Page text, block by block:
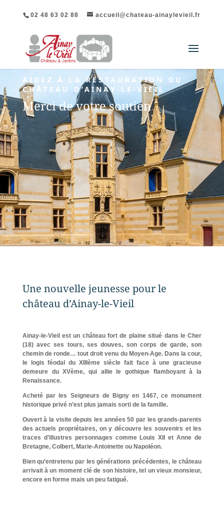
02 48 63 02 88 accueil@chateau-ainaylevieil.fr
AIDEZ À LA RESTAURATION DU
CHÂTEAU D’AINAY-LE-VIEIL
Merci de votre soutien
Une nouvelle jeunesse pour le
château d’Ainay-le-Vieil
Ainay-le-Vieil est un château fort de plaine situé dans le Cher
(18) avec ses tours, ses douves, son corps de garde, son
chemin de ronde… tout droit venu du Moyen-Age. Dans la cour,
le logis féodal du XIIIème siècle fait face à une gracieuse
demeure du XVème, qui allie le gothique flamboyant à la
Renaissance.
Acheté par les Seigneurs de Bigny en 1467, ce monument
historique privé n’est plus jamais sorti de la famille.
Ouvert à la visite depuis les années 50 par les grands-parents
des actuels propriétaires, on y découvre les souvenirs et les
traces d’illustres personnages comme Louis XII et Anne de
Bretagne, Colbert, Marie-Antoinette ou Napoléon.
Bien qu’entretenu par les générations précédentes, le château
arrivait à un moment clé de son histoire, tel un vieux monsieur,
encore en forme mais un peu fatigué.